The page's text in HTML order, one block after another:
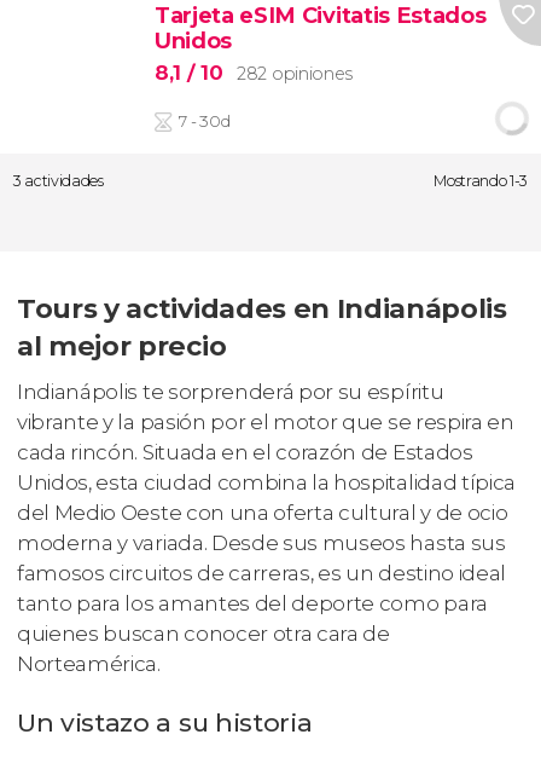
Tarjeta eSIM Civitatis Estados
Unidos
8,1 / 10 282 opiniones
7 - 30d
3 actividades Mostrando 1-3
Tours y actividades en Indianápolis
al mejor precio
Indianápolis te sorprenderá por su espíritu
vibrante y la pasión por el motor que se respira en
cada rincón. Situada en el corazón de Estados
Unidos, esta ciudad combina la hospitalidad típica
del Medio Oeste con una oferta cultural y de ocio
moderna y variada. Desde sus museos hasta sus
famosos circuitos de carreras, es un destino ideal
tanto para los amantes del deporte como para
quienes buscan conocer otra cara de
Norteamérica.
Un vistazo a su historia